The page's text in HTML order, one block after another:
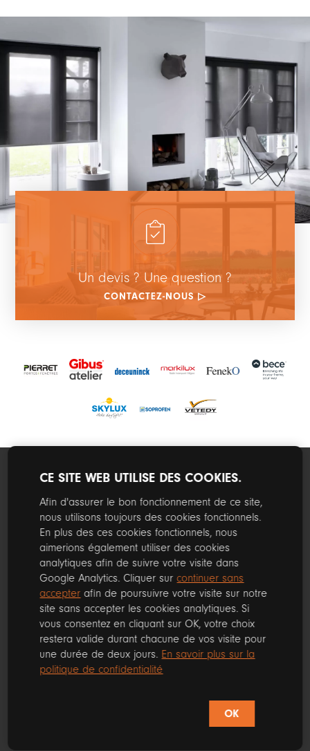
Un devis ? Une question ?
CONTACTEZ-NOUS ▷
Nous contacter
25, rue Veroffe
5660 Mariembourg
Belgique
Tél. 060 34 78 57
info@mafenetrebyed.be
Heures d'ouverture
Lundi au vendredi
de 8h30 à 17h
CE SITE WEB UTILISE DES COOKIES.
Afin d'assurer le bon fonctionnement de ce site,
nous utilisons toujours des cookies fonctionnels.
En plus des ces cookies fonctionnels, nous
aimerions également utiliser des cookies
analytiques afin de suivre votre visite dans
Google Analytics. Cliquer surcontinuer sans
accepter afin de poursuivre votre visite sur notre
site sans accepter les cookies analytiques. Si
vous consentez en cliquant sur OK, votre choix
restera valide durant chacune de vos visite pour
une durée de deux jours. En savoir plus sur la
politique de confidentialité
OK